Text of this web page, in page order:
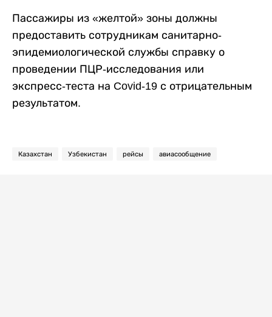
Пассажиры из «желтой» зоны должны
предоставить сотрудникам санитарно-
эпидемиологической службы справку о
проведении ПЦР-исследования или
экспресс-теста на Covid-19 с отрицательным
результатом.
Казахстан Узбекистан рейсы авиасообщение